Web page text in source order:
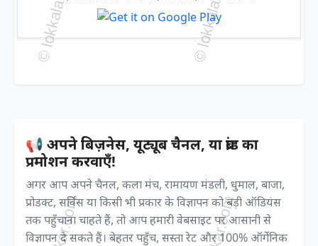
📢 अपने बिज़नेस, यूट्यूब चैनल, या ब्रांड का
प्रमोशन करवाएँ!
अगर आप अपने चैनल, कला मंच, रामायण मंडली, धुमाल, बाजा,
प्रोडक्ट, सर्विस या किसी भी प्रकार के विज्ञापन को बड़ी ऑडियंस
तक पहुँचाना चाहते हैं, तो आप हमारी वेबसाइट पर आसानी से
विज्ञापन दे सकते हैं। बेहतर पहुँच, सस्ता रेट और 100% ऑर्गेनिक